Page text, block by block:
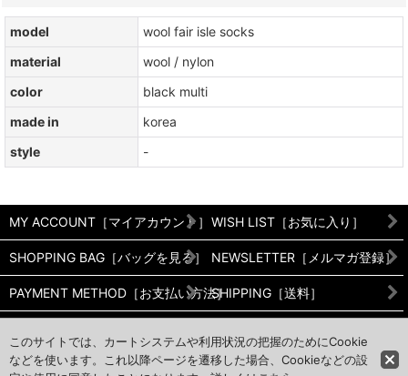
model
wool fair isle socks
material
wool / nylon
color
black multi
made in
korea
style
-
MY ACCOUNT［マイアカウント］ WISH LIST［お気に入り］
SHOPPING BAG［バッグを見る］ NEWSLETTER［メルマガ登録］
PAYMENT METHOD［お支払い方法］SHIPPING［送料］
CALENDER［営業日カレンダー］ CONTACT［お問い合わせ］
このサイトでは、カートシステムや利用状況の把握のためにCookie
などを使います。これ以降ページを遷移した場合、Cookieなどの設